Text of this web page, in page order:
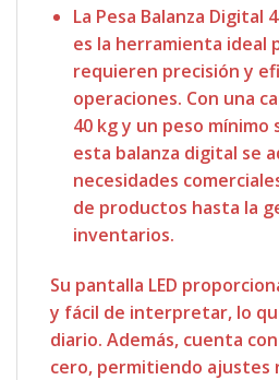
La Pesa Balanza Digital
es la herramienta ideal
requieren precisión y
operaciones. Con una
40 kg y un peso
esta balanza digital se
necesidades
de productos hasta la
inventarios.
Su pantalla LED
y fácil de interpretar, lo
diario. Además, cuenta
cero, permitiendo ajustes